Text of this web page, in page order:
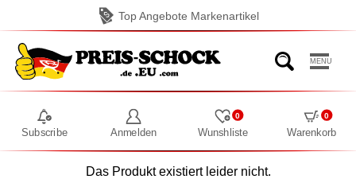
Top Angebote Markenartikel
MENU
Subscribe Anmelden Wunshliste
0
Warenkorb
0
Das Produkt existiert leider nicht.